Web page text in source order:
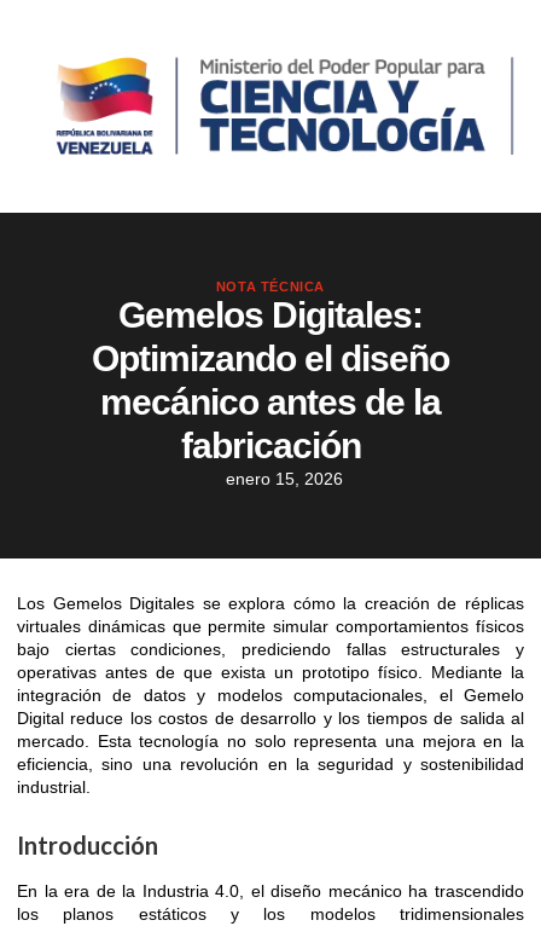
NOTA TÉCNICA
Gemelos Digitales:
Optimizando el diseño
mecánico antes de la
fabricación
enero 15, 2026
Los Gemelos Digitales se explora cómo la creación de réplicas
virtuales dinámicas que permite simular comportamientos físicos
bajo ciertas condiciones, prediciendo fallas estructurales y
operativas antes de que exista un prototipo físico. Mediante la
integración de datos y modelos computacionales, el Gemelo
Digital reduce los costos de desarrollo y los tiempos de salida al
mercado. Esta tecnología no solo representa una mejora en la
eficiencia, sino una revolución en la seguridad y sostenibilidad
industrial.
Introducción
En la era de la Industria 4.0, el diseño mecánico ha trascendido
los planos estáticos y los modelos tridimensionales